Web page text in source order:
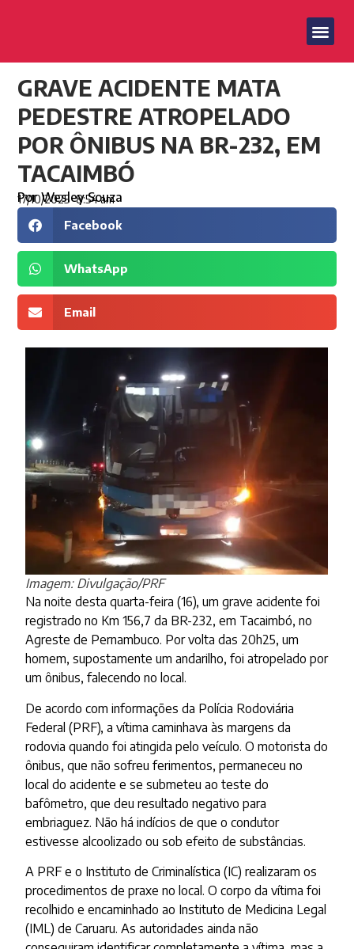
GRAVE ACIDENTE MATA
PEDESTRE ATROPELADO
POR ÔNIBUS NA BR-232, EM
TACAIMBÓ
PorWesley Souza
17/10/2025 8:54 am
Facebook
WhatsApp
Email
Imagem: Divulgação/PRF
Na noite desta quarta-feira (16), um grave acidente foi
registrado no Km 156,7 da BR-232, em Tacaimbó, no
Agreste de Pernambuco. Por volta das 20h25, um
homem, supostamente um andarilho, foi atropelado por
um ônibus, falecendo no local.
De acordo com informações da Polícia Rodoviária
Federal (PRF), a vítima caminhava às margens da
rodovia quando foi atingida pelo veículo. O motorista do
ônibus, que não sofreu ferimentos, permaneceu no
local do acidente e se submeteu ao teste do
bafômetro, que deu resultado negativo para
embriaguez. Não há indícios de que o condutor
estivesse alcoolizado ou sob efeito de substâncias.
A PRF e o Instituto de Criminalística (IC) realizaram os
procedimentos de praxe no local. O corpo da vítima foi
recolhido e encaminhado ao Instituto de Medicina Legal
(IML) de Caruaru. As autoridades ainda não